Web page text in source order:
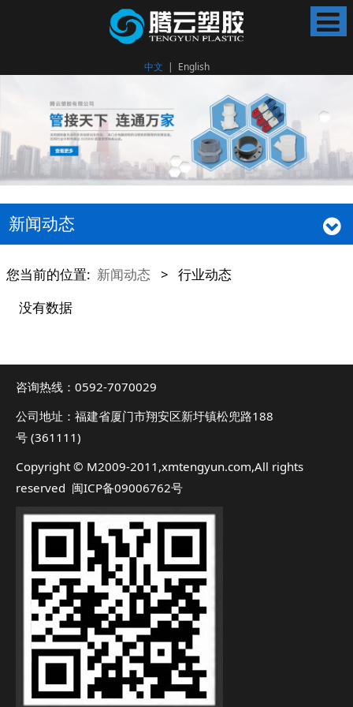
中文 | English
新闻动态
您当前的位置: 新闻动态 > 行业动态
没有数据
咨询热线：0592-7070029
公司地址：福建省厦门市翔安区新圩镇松兜路188
号 (361111)
Copyright © M2009-2011,xmtengyun.com,All rights
reserved 闽ICP备09006762号